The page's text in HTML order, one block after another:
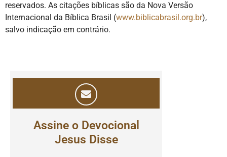
reservados. As citações bíblicas são da Nova Versão
Internacional da Bíblica Brasil (www.biblicabrasil.org.br),
salvo indicação em contrário.
Assine o Devocional
Jesus Disse